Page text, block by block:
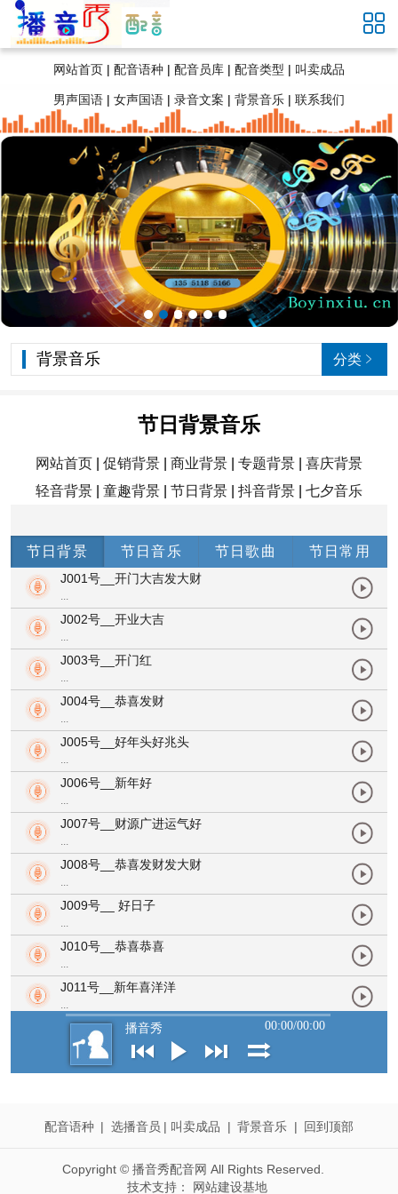

网站首页 | 配音语种 | 配音员库 | 配音类型 | 叫卖成品
男声国语 | 女声国语 | 录音文案 | 背景音乐 | 联系我们
背景音乐 分类 
节日背景音乐
网站首页 促销背景 商业背景 专题背景
喜庆背景
轻音背景
童趣背景 节日背景 抖音背景 七夕音乐
配音语种 | 选播音员 | 叫卖成品 | 背景音乐 | 回到顶部
Copyright © 播音秀配音网 All Rights Reserved.
技术支持：
网站建设基地